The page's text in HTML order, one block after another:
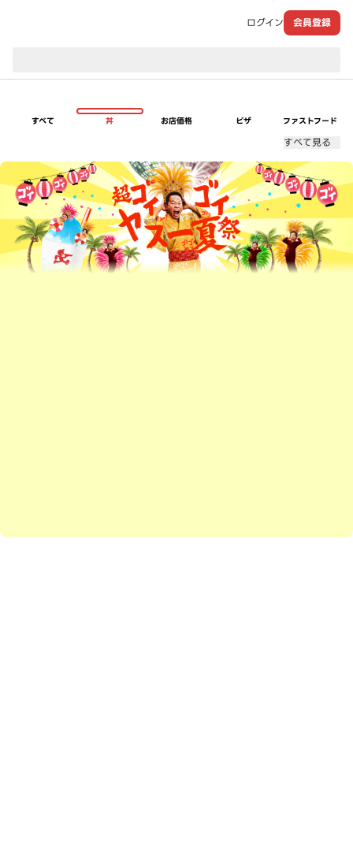
ログイン 会員登録
すべて 丼 お店価格 ピザ ファストフード
すべて見る
超ゴイゴイヤスー夏祭